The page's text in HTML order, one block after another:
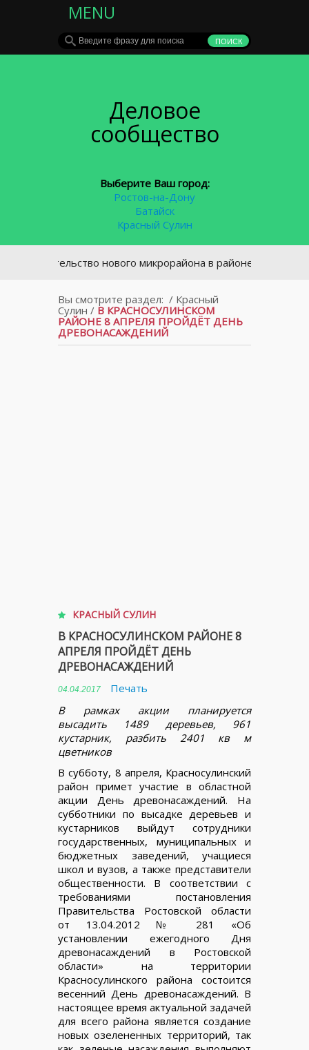
MENU
Деловое
сообщество
Выберите Ваш город:
Ростов-на-Дону
Батайск
Красный Сулин
нового микрорайона в районе площади
Вы смотрите раздел: / Красный
Сулин / В КРАСНОСУЛИНСКОМ
РАЙОНЕ 8 АПРЕЛЯ ПРОЙДЁТ ДЕНЬ
ДРЕВОНАСАЖДЕНИЙ
КРАСНЫЙ СУЛИН
В КРАСНОСУЛИНСКОМ РАЙОНЕ 8
АПРЕЛЯ ПРОЙДЁТ ДЕНЬ
ДРЕВОНАСАЖДЕНИЙ
04.04.2017
Печать
В рамках акции планируется
высадить 1489 деревьев, 961
кустарник, разбить 2401 кв м
цветников
В субботу, 8 апреля, Красносулинский
район примет участие в областной
акции День древонасаждений. На
субботники по высадке деревьев и
кустарников выйдут сотрудники
государственных, муниципальных и
бюджетных заведений, учащиеся
школ и вузов, а также представители
общественности. В соответствии с
требованиями постановления
Правительства Ростовской области
от 13.04.2012 № 281 «Об
установлении ежегодного Дня
древонасаждений в Ростовской
области» на территории
Красносулинского района состоится
весенний День древонасаждений. В
настоящее время актуальной задачей
для всего района является создание
новых озелененных территорий, так